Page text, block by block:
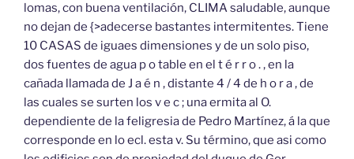
lomas, con buena ventilación, CLIMA saludable, aunque
no dejan de {>adecerse bastantes intermitentes. Tiene
10 CASAS de iguaes dimensiones y de un solo piso,
dos fuentes de agua p o table en el t é r r o . , en la
cañada llamada de J a é n , distante 4 / 4 de h o r a , de
las cuales se surten los v e c ; una ermita al O.
dependiente de la feligresia de Pedro Martínez, á la que
corresponde en lo ecl. esta v. Su término, que asi como